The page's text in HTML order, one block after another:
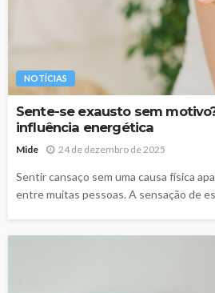
NOTÍCIAS
Sente-se exausto sem
influência energética
Mide 24 de dezembro de 2025
Sentir cansaço sem uma causa física
entre muitas pessoas. A sensação de